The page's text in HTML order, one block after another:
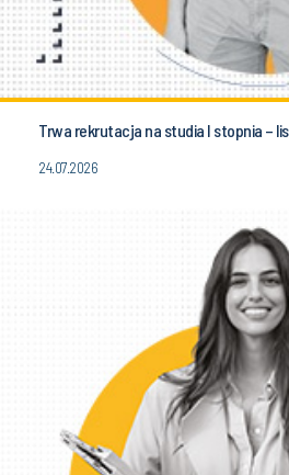
Trwa rekrutacja na studia I stopnia –
24.07.2026